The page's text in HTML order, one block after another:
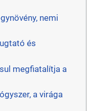
nemi
és
megfiatalítja a
a virága